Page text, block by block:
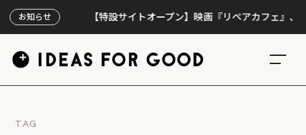
お知らせ【特設サイトオープン】映画『リペアカフェ』、上映300
TAG